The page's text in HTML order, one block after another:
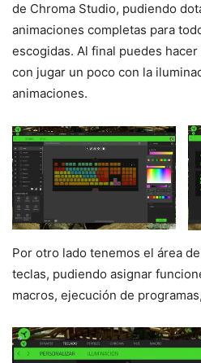
de Chroma Studio, pudiendo
animaciones completas para
escogidas. Al final puedes
con jugar un poco con la
animaciones.
Por otro lado tenemos el área
teclas, pudiendo asignar
macros, ejecución de